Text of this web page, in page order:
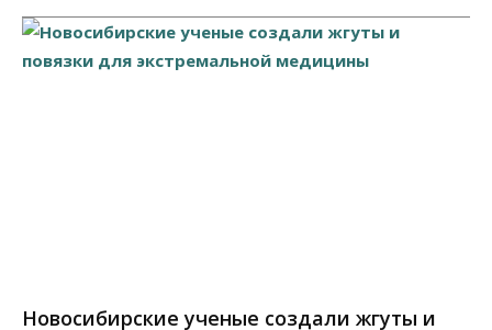
Новосибирские ученые создали жгуты и